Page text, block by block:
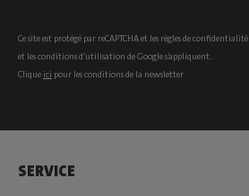
Ce site est protégé par reCAPTCHA et les règles de confidentialité
et lesconditions d’utilisation de Google s’appliquent.
Clique ici pour les conditions de la newsletter
SERVICE